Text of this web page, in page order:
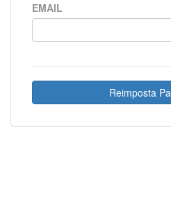
EMAIL